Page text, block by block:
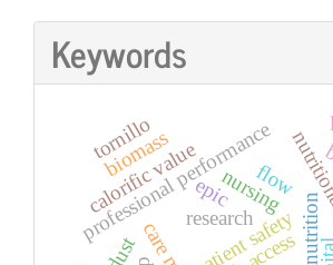
Keywords
patient safety
nursing
professional performance
research
calorific value
biomass
tornillo
flow
epic